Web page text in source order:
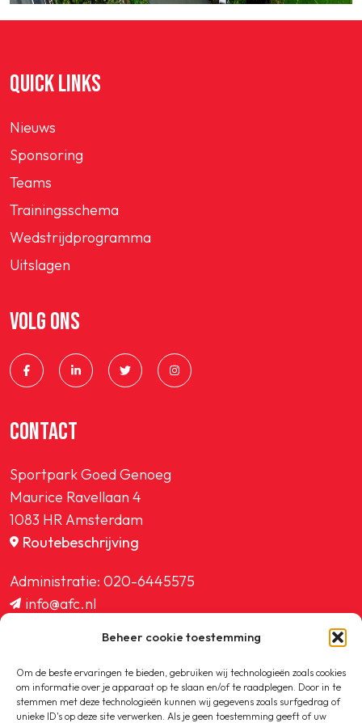
Beheer cookie toestemming
Om de beste ervaringen te bieden, gebruiken wij technologieën zoals cookies
om informatie over je apparaat op te slaan en/of te raadplegen. Door in te
stemmen met deze technologieën kunnen wij gegevens zoals surfgedrag of
unieke ID's op deze site verwerken. Als je geen toestemming geeft of uw
QUICK LINKS
Nieuws
Sponsoring
Teams
Trainingsschema
Wedstrijdprogramma
Uitslagen
VOLG ONS
CONTACT
Sportpark Goed Genoeg
Maurice Ravellaan 4
1083 HR Amsterdam
Routebeschrijving
Administratie: 020-6445575
info@afc.nl
ledenadministratie@afc.nl